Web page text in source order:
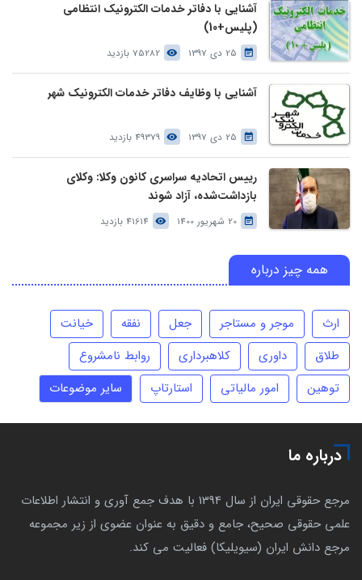
آشنایی با دفاتر خدمات الکترونیک انتظامی
(پلیس+10)
25 دی 1397 75282 بازدید
آشنایی با وظایف دفاتر خدمات الکترونیک شهر
25 دی 1397 49379 بازدید
رییس اتحادیه سراسری کانون وکلا: وکلای
بازداشت‌شده، آزاد شوند
20 شهریور 1400 41614 بازدید
همه چیز درباره
ارث موجر و مستاجر جعل نفقه
خیانت
طلاق
داوری کلاهبرداری
روابط نامشروع
توهین
امور مالیاتی استارتاپ سایر موضوعات
درباره ما
مرجع حقوقی ایران از سال 1394 با هدف جمع آوری و انتشار اطلاعات
علمی حقوقی صحیح، جامع و دقیق به عنوان عضوی از زیر مجموعه
مرجع دانش ایران (سیویلیکا) فعالیت می کند.